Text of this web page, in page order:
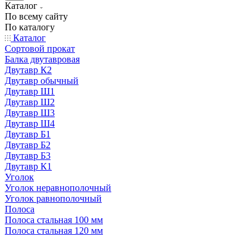
Каталог
По всему сайту
По каталогу
Каталог
Сортовой прокат
Балка двутавровая
Двутавр К2
Двутавр обычный
Двутавр Ш1
Двутавр Ш2
Двутавр Ш3
Двутавр Ш4
Двутавр Б1
Двутавр Б2
Двутавр Б3
Двутавр К1
Уголок
Уголок неравнополочный
Уголок равнополочный
Полоса
Полоса стальная 100 мм
Полоса стальная 120 мм